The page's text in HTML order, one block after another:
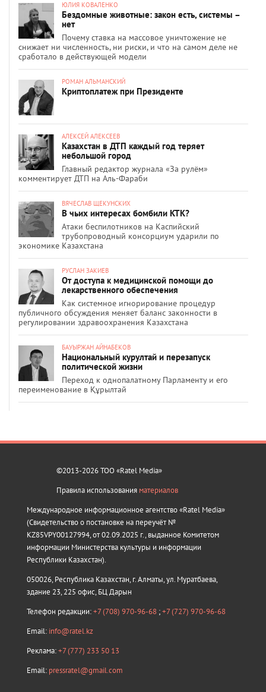
ЮЛИЯ КОВАЛЕНКО
Бездомные животные: закон есть, системы –
нет
Почему ставка на массовое уничтожение не
снижает ни численность, ни риски, и что на самом деле не
сработало в действующей модели
РОМАН АЛЬМАНСКИЙ
Криптоплатеж при Президенте
АЛЕКСЕЙ АЛЕКСЕЕВ
Казахстан в ДТП каждый год теряет
небольшой город
Главный редактор журнала «За рулём»
комментирует ДТП на Аль-Фараби
ВЯЧЕСЛАВ ЩЕКУНСКИХ
В чьих интересах бомбили КТК?
Атаки беспилотников на Каспийский
трубопроводный консорциум ударили по
экономике Казахстана
РУСЛАН ЗАКИЕВ
От доступа к медицинской помощи до
лекарственного обеспечения
Как системное игнорирование процедур
публичного обсуждения меняет баланс законности в
регулировании здравоохранения Казахстана
БАУЫРЖАН АЙНАБЕКОВ
Национальный курултай и перезапуск
политической жизни
Переход к однопалатному Парламенту и его
переименование в Құрылтай
©2013-2026 ТОО «Ratel Media»
Правила использования материалов
Международное информационное агентство «Ratel Media»
(Свидетельство о постановке на переучёт №
KZ85VPY00127994, от 02.09.2025 г., выданное Комитетом
информации Министерства культуры и информации
Республики Казахстан).
050026, Республика Казахстан, г. Алматы, ул. Муратбаева,
здание 23, 225 офис, БЦ Дарын
Телефон редакции:+7 (708) 970-96-68 ;+7 (727) 970-96-68
Email: info@ratel.kz
Реклама:+7 (777) 233 50 13
Email: pressratel@gmail.com